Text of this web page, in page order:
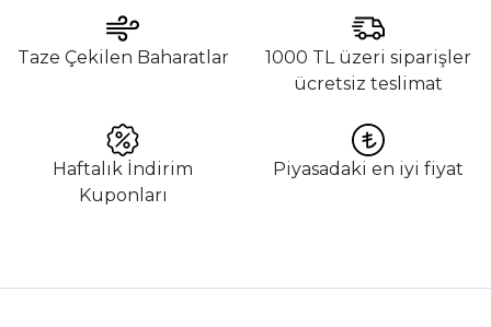
Taze Çekilen Baharatlar
1000 TL üzeri siparişler
ücretsiz teslimat
Haftalık İndirim
Kuponları
Piyasadaki en iyi fiyat